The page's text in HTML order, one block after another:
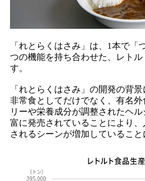
「れとらくはさみ」は、1本で「
つの機能を持ち合わせた、レト
す。
「れとらくはさみ」の開発の背
非常食としてだけでなく、有名
リーや栄養成分が調整されたヘ
富に発売されていることにより
されるシーンが増加していること